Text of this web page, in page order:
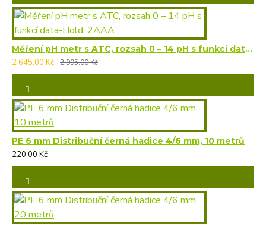
Měření pH metr s ATC, rozsah 0 – 14 pH s funkcí data-Hold, 2AAA
2 645,00 Kč
2 995,00 Kč
PE 6 mm Distribuční černá hadice 4/6 mm, 10 metrů
220,00 Kč